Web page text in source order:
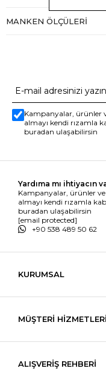
MANKEN ÖLÇÜLERI
Kampanyalar, ürünler
almayı kendi rızamla
buradan ulaşabilirsin
Yardıma mı ihtiyacın
Kampanyalar, ürünler ve
almayı kendi rızamla
buradan ulaşabilirsin
[email protected]
+90 538 489 50 62
KURUMSAL
MÜŞTERİ HİZMETLERİ
ALIŞVERİŞ REHBERİ